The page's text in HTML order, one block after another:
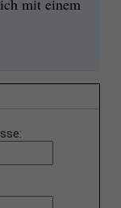
mit einem